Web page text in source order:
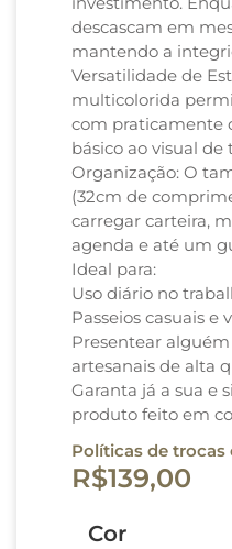
descascam em
mantendo a
Versatilidade de
multicolorida
com praticamente
básico ao visual de
Organização: O
(32cm de
carregar carteira,
agenda e até um
Ideal para:
Uso diário no
Passeios casuais e
Presentear
artesanais de alta
Garanta já a sua e
produto feito em
Políticas de trocas
R$139,00
Cor